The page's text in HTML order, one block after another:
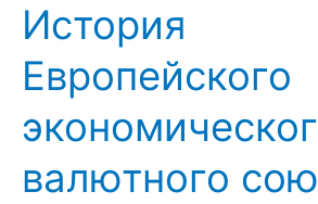
й
е
о
в
а
и
э
в
н
ы
е
м
т
История
Европейского
валютного